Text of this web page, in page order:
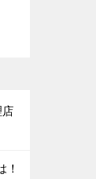
店
！